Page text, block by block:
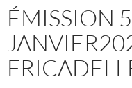
ÉMISSION